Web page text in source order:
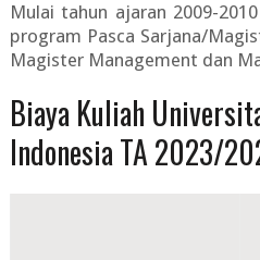
Mulai tahun ajaran 2009-
program Pasca Sarjana/
Magister Management dan
Biaya Kuliah
Indonesia TA 2023/